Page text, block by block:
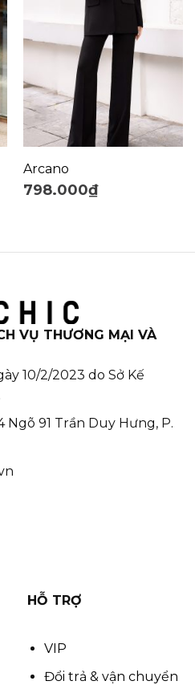
Arcano
798.000₫
VỤ THƯƠNG MẠI VÀ
10/2/2023 do Sở Kế
Ngõ 91 Trần Duy Hưng, P.
HỖ TRỢ
VIP
Đổi trả & vận chuyển